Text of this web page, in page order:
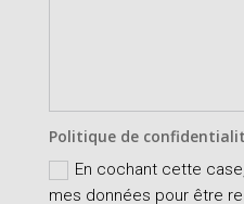
Politique de
En cochant cette
mes données pour être